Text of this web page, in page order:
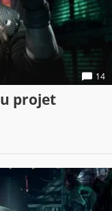
14
projet